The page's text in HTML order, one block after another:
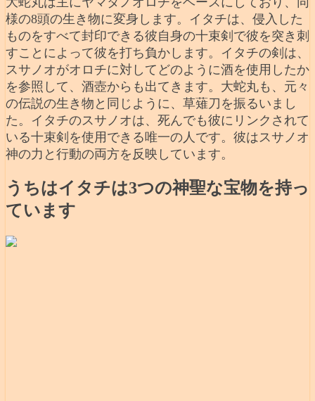
様の8頭の生き物に変身します。イタチは、侵入した
ものをすべて封印できる彼自身の十束剣で彼を突き刺
すことによって彼を打ち負かします。イタチの剣は、
スサノオがオロチに対してどのように酒を使用したか
を参照して、酒壺からも出てきます。大蛇丸も、元々
の伝説の生き物と同じように、草薙刀を振るいまし
た。イタチのスサノオは、死んでも彼にリンクされて
いる十束剣を使用できる唯一の人です。彼はスサノオ
神の力と行動の両方を反映しています。
うちはイタチは3つの神聖な宝物を持っ
ています